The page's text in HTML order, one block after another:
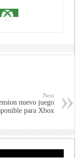
Next
nuevo juego
para Xbox